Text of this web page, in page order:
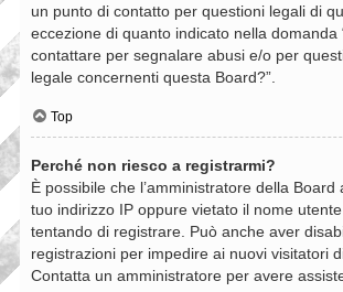
un punto di contatto per questioni legali di
eccezione di quanto indicato nella domanda
contattare per segnalare abusi e/o per
legale concernenti questa Board?”.
Top
Perché non riesco a registrarmi?
È possibile che l’amministratore della Board
tuo indirizzo IP oppure vietato il nome
tentando di registrare. Può anche aver
registrazioni per impedire ai nuovi visitatori
Contatta un amministratore per avere